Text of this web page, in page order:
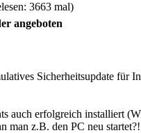
3663 mal)
angeboten
Sicherheitsupdate für
auch erfolgreich installiert
man z.B. den PC neu startet?!